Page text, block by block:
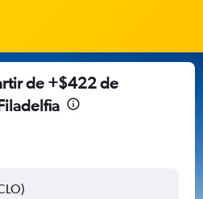
de +$422 de